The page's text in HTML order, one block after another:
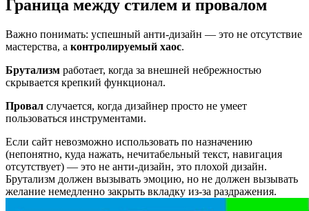
Граница между стилем и провалом
Важно понимать: успешный анти-дизайн — это не отсутствие
мастерства, а контролируемый хаос.
Брутализм работает, когда за внешней небрежностью
скрывается крепкий функционал.
Провал случается, когда дизайнер просто не умеет
пользоваться инструментами.
Если сайт невозможно использовать по назначению
(непонятно, куда нажать, нечитабельный текст, навигация
отсутствует) — это не анти-дизайн, это плохой дизайн.
Брутализм должен вызывать эмоцию, но не должен вызывать
желание немедленно закрыть вкладку из-за раздражения.